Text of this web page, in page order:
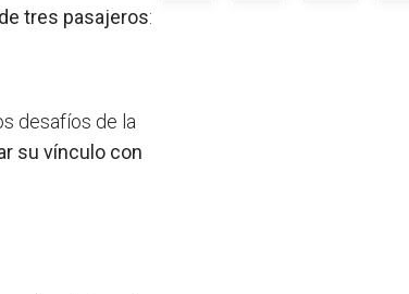
tres pasajeros:
desafíos de la
su vínculo con